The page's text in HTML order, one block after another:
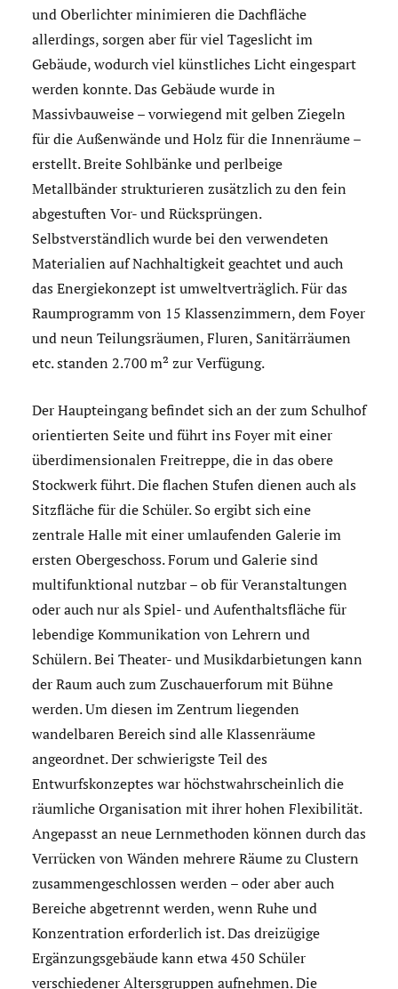
und Oberlichter minimieren die Dachfläche
allerdings, sorgen aber für viel Tageslicht im
Gebäude, wodurch viel künstliches Licht eingespart
werden konnte. Das Gebäude wurde in
Massivbauweise – vorwiegend mit gelben Ziegeln
für die Außenwände und Holz für die Innenräume –
erstellt. Breite Sohlbänke und perlbeige
Metallbänder strukturieren zusätzlich zu den fein
abgestuften Vor- und Rücksprüngen.
Selbstverständlich wurde bei den verwendeten
Materialien auf Nachhaltigkeit geachtet und auch
das Energiekonzept ist umweltverträglich. Für das
Raumprogramm von 15 Klassenzimmern, dem Foyer
und neun Teilungsräumen, Fluren, Sanitärräumen
etc. standen 2.700 m² zur Verfügung.
Der Haupteingang befindet sich an der zum Schulhof
orientierten Seite und führt ins Foyer mit einer
überdimensionalen Freitreppe, die in das obere
Stockwerk führt. Die flachen Stufen dienen auch als
Sitzfläche für die Schüler. So ergibt sich eine
zentrale Halle mit einer umlaufenden Galerie im
ersten Obergeschoss. Forum und Galerie sind
multifunktional nutzbar – ob für Veranstaltungen
oder auch nur als Spiel- und Aufenthaltsfläche für
lebendige Kommunikation von Lehrern und
Schülern. Bei Theater- und Musikdarbietungen kann
der Raum auch zum Zuschauerforum mit Bühne
werden. Um diesen im Zentrum liegenden
wandelbaren Bereich sind alle Klassenräume
angeordnet. Der schwierigste Teil des
Entwurfskonzeptes war höchstwahrscheinlich die
räumliche Organisation mit ihrer hohen Flexibilität.
Angepasst an neue Lernmethoden können durch das
Verrücken von Wänden mehrere Räume zu Clustern
zusammengeschlossen werden – oder aber auch
Bereiche abgetrennt werden, wenn Ruhe und
Konzentration erforderlich ist. Das dreizügige
Ergänzungsgebäude kann etwa 450 Schüler
verschiedener Altersgruppen aufnehmen. Die